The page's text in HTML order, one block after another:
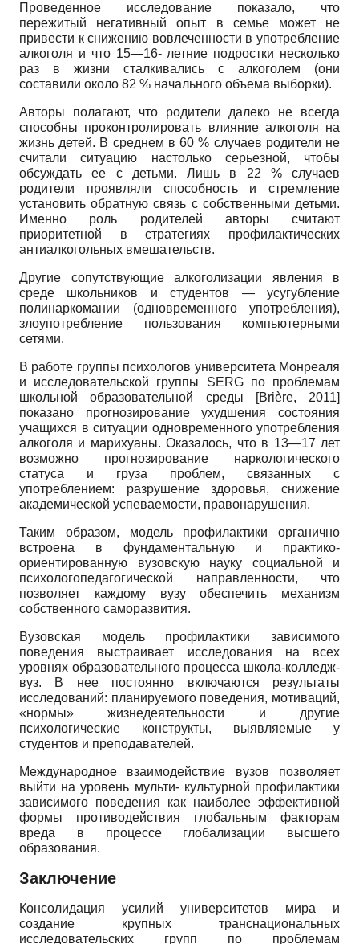
Проведенное исследование показало, что
пережитый негативный опыт в семье может не
привести к снижению вовле­ченности в употребление
алкоголя и что 15—16- летние подростки несколько
раз в жизни сталкивались с алкоголем (они
составили около 82 % начального объема выборки).
Авторы полагают, что родители далеко не всегда
способны проконтролировать влияние алкоголя на
жизнь детей. В среднем в 60 % случаев родители не
считали ситуацию настолько серьезной, чтобы
обсуждать ее с детьми. Лишь в 22 % случаев
родители проявляли способность и стремление
установить обратную связь с собственными детьми.
Именно роль родителей авторы считают
приоритетной в стратегиях профилактических
антиалкогольных вмешательств.
Другие сопутствующие алкоголизации явления в
среде школьников и студентов — усугубление
полинаркомании (одновременного употребления),
злоупотребление пользования компьютерными
сетями.
В работе группы психологов университета Монреаля
и исследовательской группы SERG по проблемам
школьной образовательной среды
[Brière, 2011]
показано прогнозирование ухудшения состояния
учащихся в ситуации одновременного употребления
алкоголя и марихуаны. Оказалось, что в 13—17 лет
возможно прогнозирование наркологического
статуса и груза проблем, связанных с
употреблением: разрушение здоровья, снижение
академической успеваемости, правонарушения.
Таким образом, модель профилактики органично
встроена в фундаментальную и практико-
ориентированную вузовскую науку социальной и
психолого­педагогической направленности, что
позволяет каждому вузу обеспечить механизм
собственного саморазвития.
Вузовская модель профилактики зависимого
поведения выстраивает исследования на всех
уровнях образовательного процесса школа-колледж-
вуз. В нее постоянно включаются результаты
исследований: планируемого поведения, мотиваций,
«нормы» жизнедеятельности и другие
психологические конструкты, выявляемые у
студентов и преподавателей.
Международное взаимодействие вузов позволяет
выйти на уровень мульти- культурной профилактики
зависимого поведения как наиболее эффективной
формы противодействия глобальным факторам
вреда в процессе глобализации высшего
образования.
Заключение
Консолидация усилий университетов мира и
создание крупных транснациональных
исследовательских групп по проблемам